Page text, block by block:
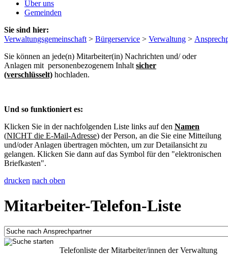
Über uns
Gemeinden
Sie sind hier:
Verwaltungsgemeinschaft > Bürgerservice > Verwaltung >
Sie können an jede(n) Mitarbeiter(in) Nachrichten und/ oder
Anlagen mit personenbezogenem Inhalt sicher
(verschlüsselt) hochladen.
Und so funktioniert es:
Klicken Sie in der nachfolgenden Liste links auf den Namen
(NICHT die E-Mail-Adresse) der Person, an die Sie eine Mitteilung
und/oder Anlagen übertragen möchten, um zur Detailansicht zu
gelangen. Klicken Sie dann auf das Symbol für den "elektronischen
Briefkasten".
drucken nach oben
Mitarbeiter-Telefon-Liste
Telefonliste der Mitarbeiter/innen der Verwaltung